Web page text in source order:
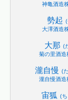
神亀酒造
勢起
大澤酒造
大那 (
菊の里酒造
瀧自慢 (
瀧自慢酒造
宙狐 (